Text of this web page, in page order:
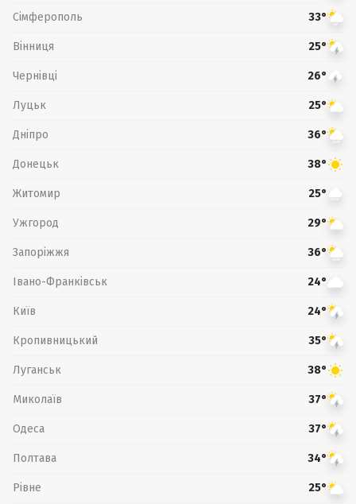
Сімферополь 33°
Вінниця 25°
Чернівці 26°
Луцьк 25°
Дніпро 36°
Донецьк 38°
Житомир 25°
Ужгород 29°
Запоріжжя 36°
Івано-Франківськ 24°
Київ 24°
Кропивницький 35°
Луганськ 38°
Миколаїв 37°
Одеса 37°
Полтава 34°
Рівне 25°